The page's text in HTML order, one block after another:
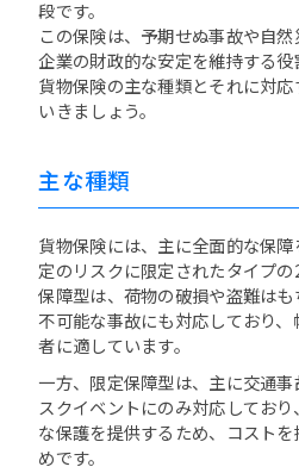
段です。
この保険は、予期せぬ事故や自然
企業の財政的な安定を維持する役
貨物保険の主な種類とそれに対
いきましょう。
主な種類
貨物保険には、主に全面的な保
定のリスクに限定されたタイプ
保障型は、荷物の破損や盗難は
不可能な事故にも対応しており
者に適しています。
一方、限定保障型は、主に交通
スクイベントにのみ対応してお
な保護を提供するため、コスト
めです。